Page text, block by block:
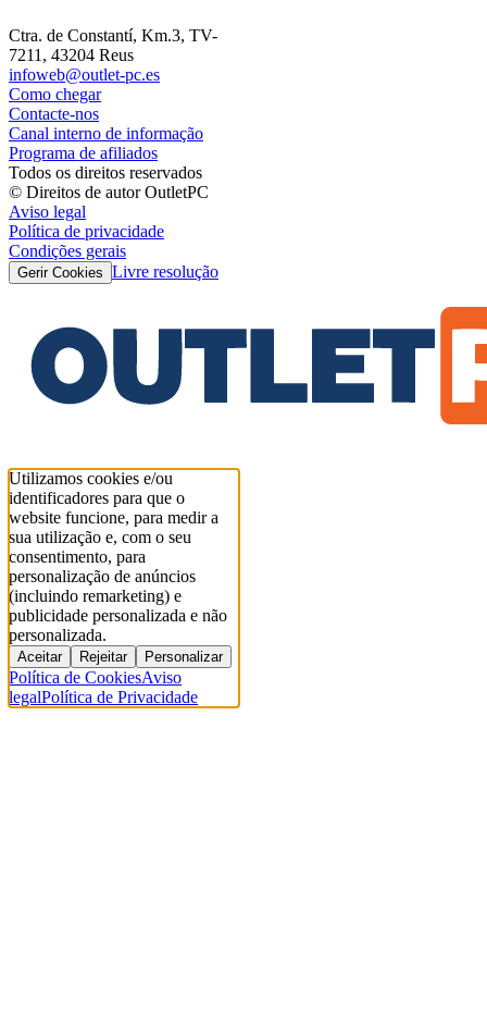
Ctra. de Constantí, Km.3, TV-
7211, 43204 Reus
infoweb@outlet-pc.es
Como chegar
Contacte-nos
Canal interno de informação
Programa de afiliados
Todos os direitos reservados
© Direitos de autor OutletPC
Aviso legal
Política de privacidade
Condições gerais
Gerir Cookies Livre resolução
Utilizamos cookies e/ou
identificadores para que o
website funcione, para medir a
sua utilização e, com o seu
consentimento, para
personalização de anúncios
(incluindo remarketing) e
publicidade personalizada e não
personalizada.
Aceitar Rejeitar Personalizar
Política de CookiesAviso
legalPolítica de Privacidade